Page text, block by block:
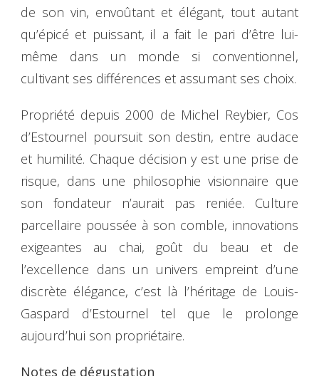
de son vin, envoûtant et élégant, tout autant
qu’épicé et puissant, il a fait le pari d’être lui-
même dans un monde si conventionnel,
cultivant ses différences et assumant ses choix.
Propriété depuis 2000 de Michel Reybier, Cos
d’Estournel poursuit son destin, entre audace
et humilité. Chaque décision y est une prise de
risque, dans une philosophie visionnaire que
son fondateur n’aurait pas reniée. Culture
parcellaire poussée à son comble, innovations
exigeantes au chai, goût du beau et de
l’excellence dans un univers empreint d’une
discrète élégance, c’est là l’héritage de Louis-
Gaspard d’Estournel tel que le prolonge
aujourd’hui son propriétaire.
Notes de dégustation